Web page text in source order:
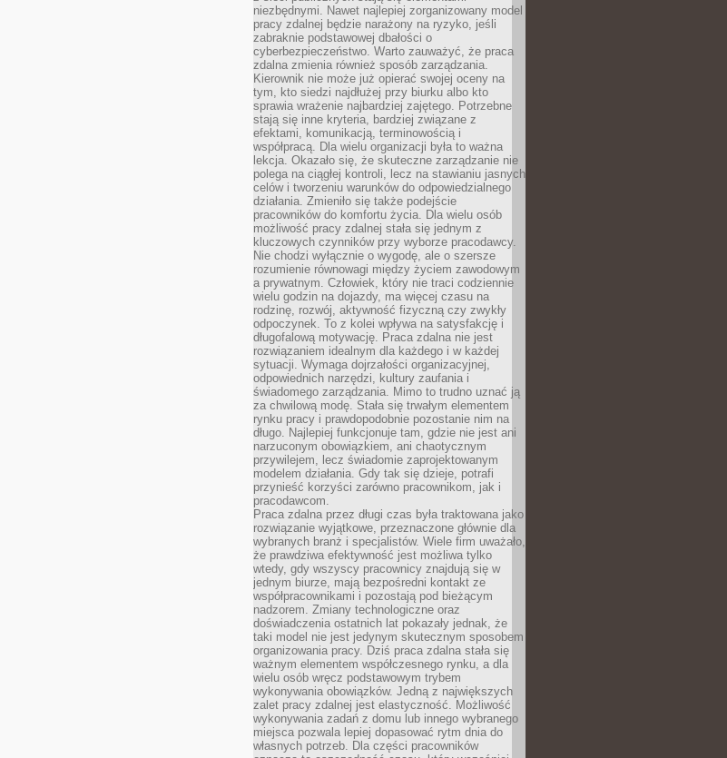
niezbędnymi. Nawet najlepiej zorganizowany model
pracy zdalnej będzie narażony na ryzyko, jeśli
zabraknie podstawowej dbałości o
cyberbezpieczeństwo. Warto zauważyć, że praca
zdalna zmienia również sposób zarządzania.
Kierownik nie może już opierać swojej oceny na
tym, kto siedzi najdłużej przy biurku albo kto
sprawia wrażenie najbardziej zajętego. Potrzebne
stają się inne kryteria, bardziej związane z
efektami, komunikacją, terminowością i
współpracą. Dla wielu organizacji była to ważna
lekcja. Okazało się, że skuteczne zarządzanie nie
polega na ciągłej kontroli, lecz na stawianiu jasnych
celów i tworzeniu warunków do odpowiedzialnego
działania. Zmieniło się także podejście
pracowników do komfortu życia. Dla wielu osób
możliwość pracy zdalnej stała się jednym z
kluczowych czynników przy wyborze pracodawcy.
Nie chodzi wyłącznie o wygodę, ale o szersze
rozumienie równowagi między życiem zawodowym
a prywatnym. Człowiek, który nie traci codziennie
wielu godzin na dojazdy, ma więcej czasu na
rodzinę, rozwój, aktywność fizyczną czy zwykły
odpoczynek. To z kolei wpływa na satysfakcję i
długofalową motywację. Praca zdalna nie jest
rozwiązaniem idealnym dla każdego i w każdej
sytuacji. Wymaga dojrzałości organizacyjnej,
odpowiednich narzędzi, kultury zaufania i
świadomego zarządzania. Mimo to trudno uznać ją
za chwilową modę. Stała się trwałym elementem
rynku pracy i prawdopodobnie pozostanie nim na
długo. Najlepiej funkcjonuje tam, gdzie nie jest ani
narzuconym obowiązkiem, ani chaotycznym
przywilejem, lecz świadomie zaprojektowanym
modelem działania. Gdy tak się dzieje, potrafi
przynieść korzyści zarówno pracownikom, jak i
pracodawcom.
Praca zdalna przez długi czas była traktowana jako
rozwiązanie wyjątkowe, przeznaczone głównie dla
wybranych branż i specjalistów. Wiele firm uważało,
że prawdziwa efektywność jest możliwa tylko
wtedy, gdy wszyscy pracownicy znajdują się w
jednym biurze, mają bezpośredni kontakt ze
współpracownikami i pozostają pod bieżącym
nadzorem. Zmiany technologiczne oraz
doświadczenia ostatnich lat pokazały jednak, że
taki model nie jest jedynym skutecznym sposobem
organizowania pracy. Dziś praca zdalna stała się
ważnym elementem współczesnego rynku, a dla
wielu osób wręcz podstawowym trybem
wykonywania obowiązków. Jedną z największych
zalet pracy zdalnej jest elastyczność. Możliwość
wykonywania zadań z domu lub innego wybranego
miejsca pozwala lepiej dopasować rytm dnia do
własnych potrzeb. Dla części pracowników